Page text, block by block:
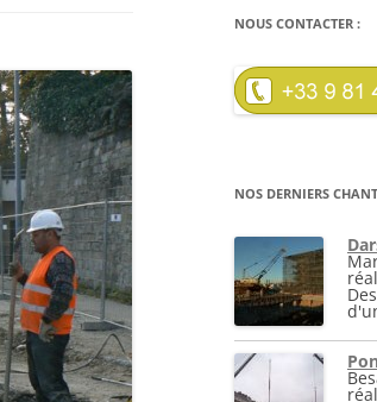
NOUS CONTACTER :
NOS DERNIERS